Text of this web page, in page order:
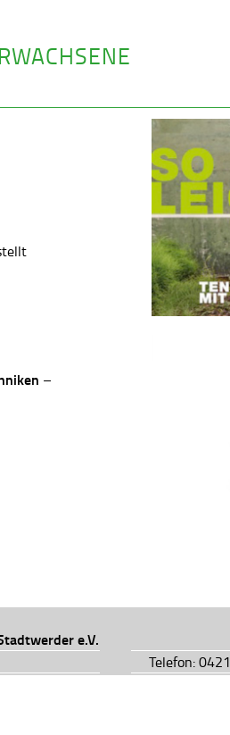
–
e.V.
Telefon: